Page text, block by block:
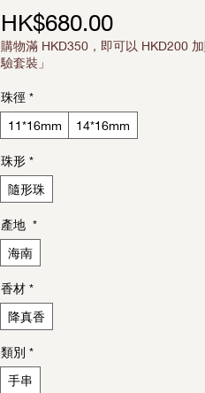
HK$680.00價格
購物滿 HKD350，即可以 HKD200
驗套裝」
珠徑 *
11*16mm
14*16mm
珠形 *
隨形珠
產地 *
海南
香材 *
降真香
類別 *
手串